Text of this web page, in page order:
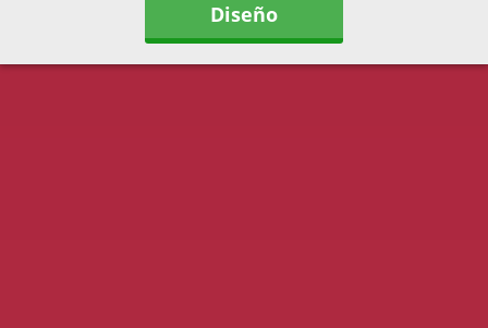
Diseño